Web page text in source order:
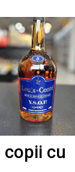
copii cu